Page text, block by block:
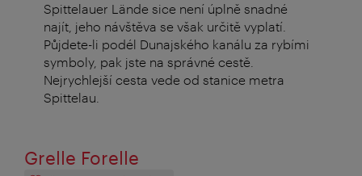
Spittelauer Lände sice není úplně snadné
najít, jeho návštěva se však určitě vyplatí.
Půjdete-li podél Dunajského kanálu za rybími
symboly, pak jste na správné cestě.
Nejrychlejší cesta vede od stanice metra
Spittelau.
Grelle Forelle